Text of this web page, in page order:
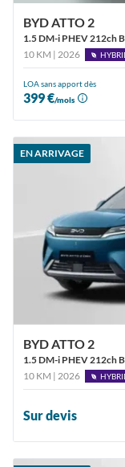
BYD ATTO 2
1.5 DM-i PHEV 212ch
10 KM | 2026
LOA sans apport dès
399 €/mois
EN ARRIVAGE
BYD ATTO 2
1.5 DM-i PHEV 212ch
10 KM | 2026
Sur devis